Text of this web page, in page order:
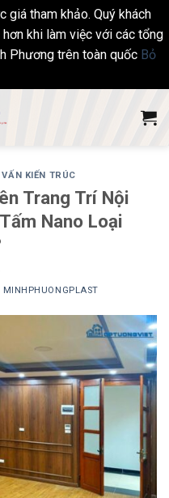
giá tham khảo. Quý khách
khi làm việc với các tổng
Phương trên toàn quốc Bỏ
KIẾN TRÚC
Trang Trí Nội
Nano Loại
MINHPHUONGPLAST